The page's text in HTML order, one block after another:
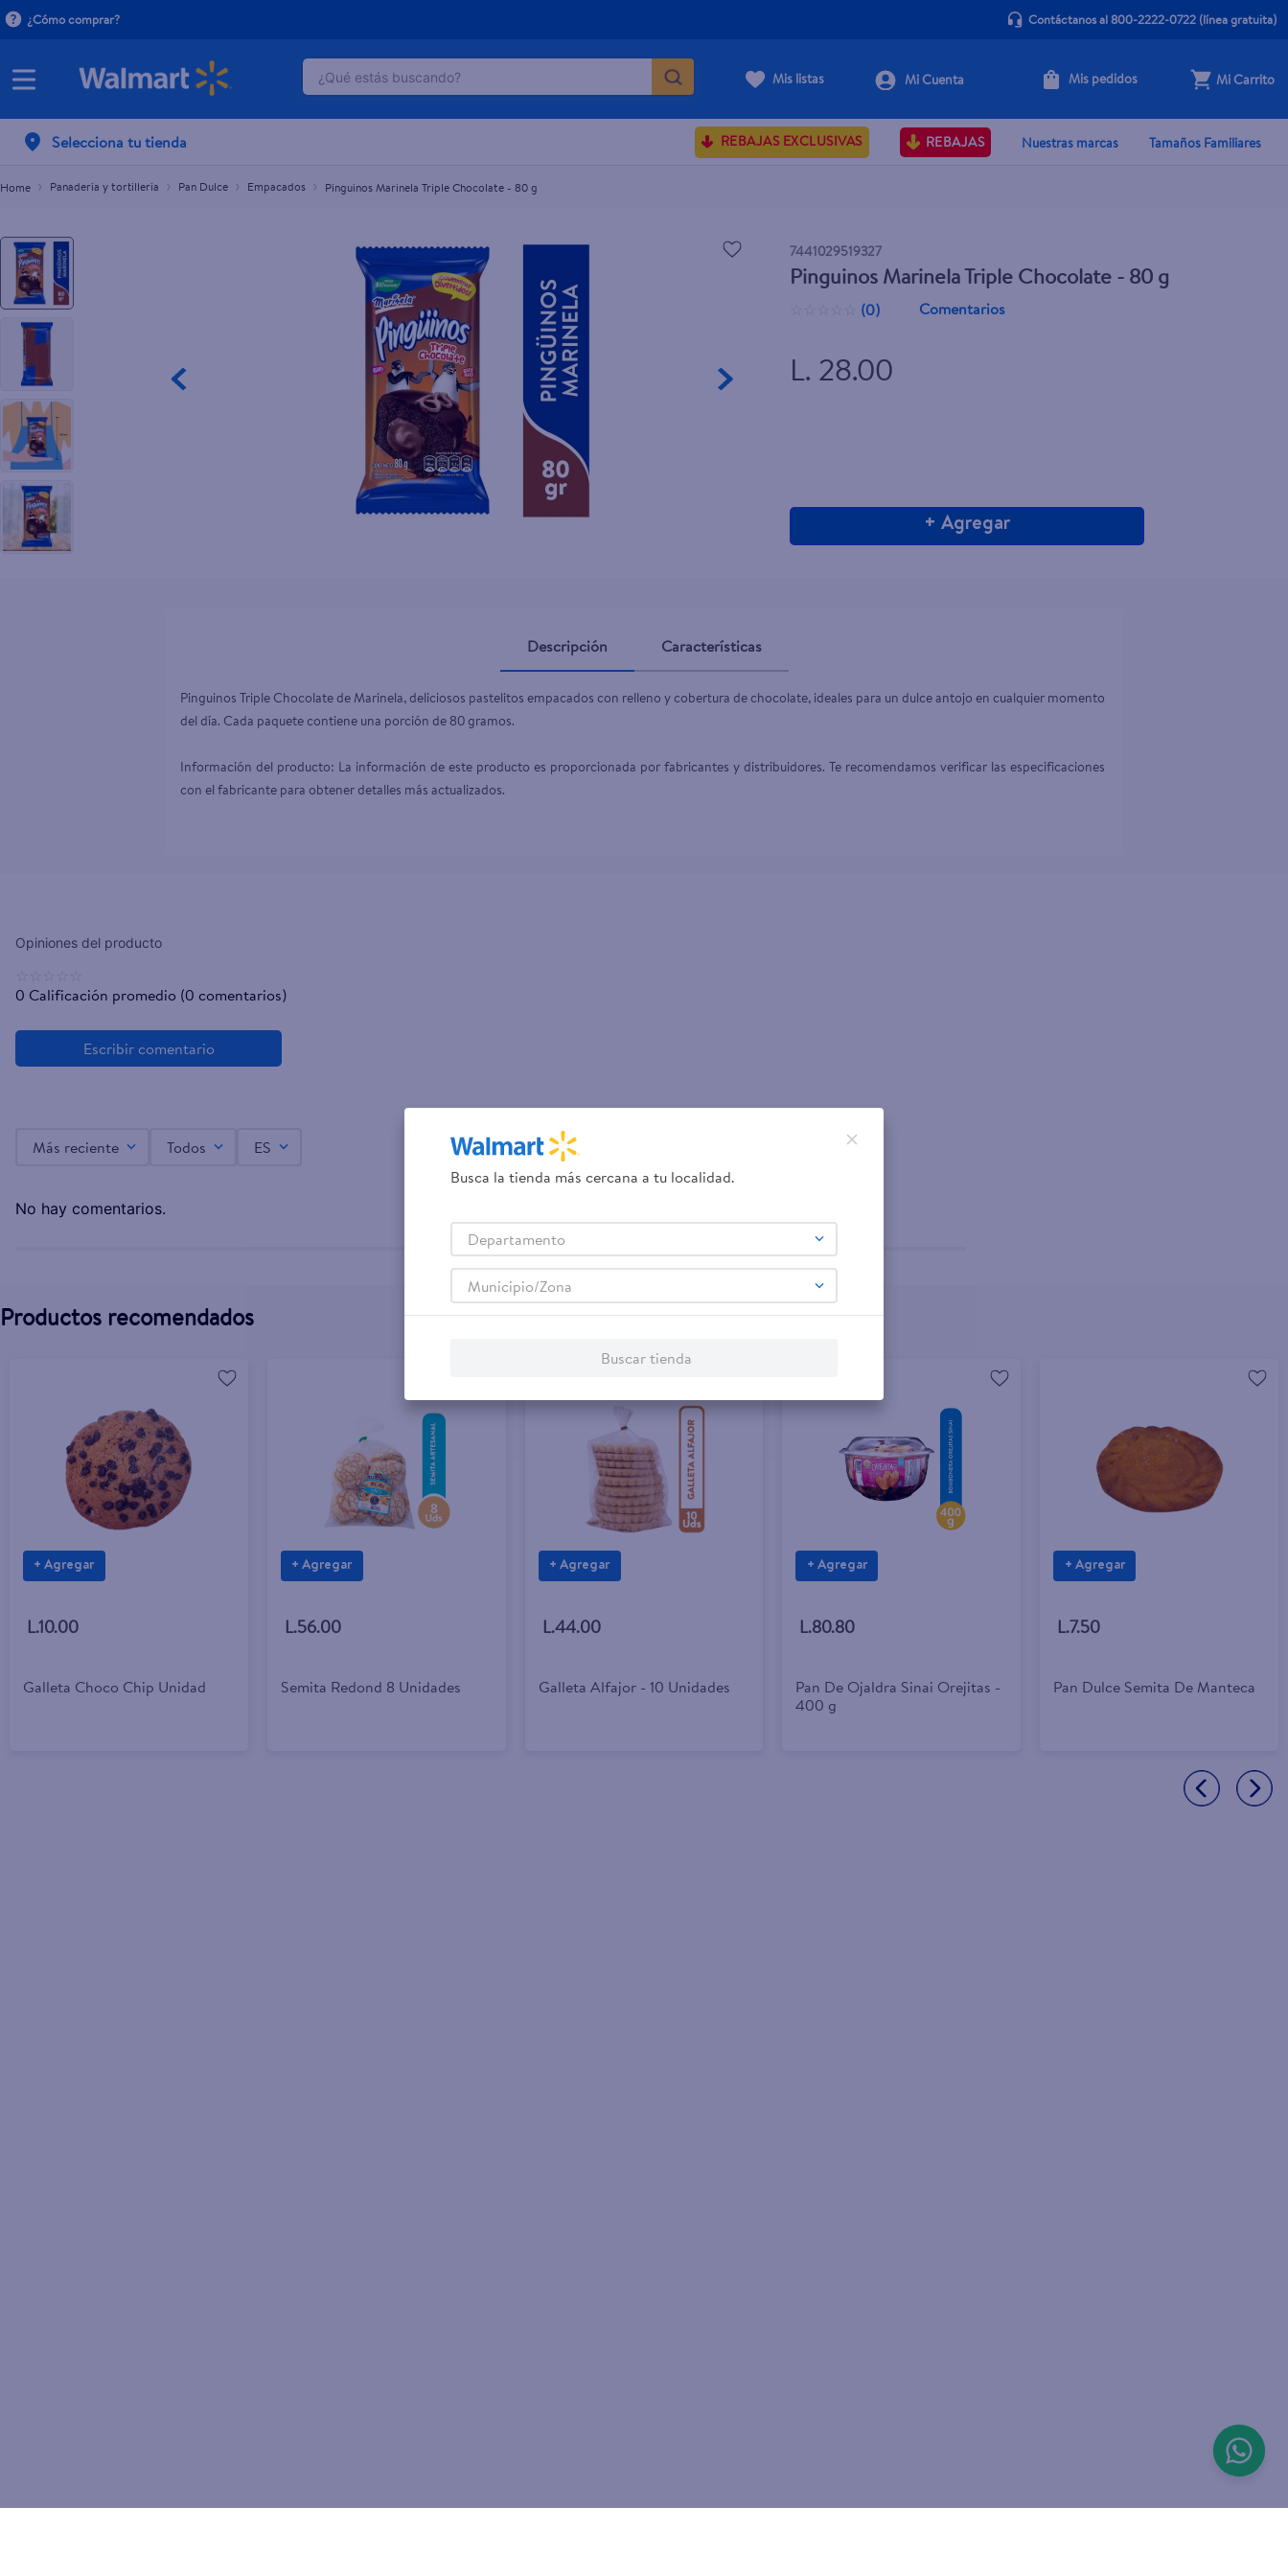
¿Cómo comprar? Contáctanos al 800-2222-0722(línea gratuita)
¿Qué estás buscando?
Mis listas Mis pedidos Mi Carrito
Selecciona tu tienda REBAJAS EXCLUSIVAS REBAJAS Nuestras marcas Tamaños Familiares
Panadería y tortillería Pan Dulce Empacados Pinguinos Marinela Triple Chocolate - 80 g
7441029519327
Pinguinos Marinela Triple Chocolate - 80 g
(0) Comentarios
L. 28.00
+ Agregar
Pinguinos Marinela Triple Chocolate - 80 g
L.28.00 + Agregar
Descripción Características
Pinguinos Triple Chocolate de Marinela, deliciosos pastelitos empacados con relleno y cobertura de chocolate, ideales para un dulce antojo en cualquier momento
del día. Cada paquete contiene una porción de 80 gramos.
Información del producto: La información de este producto es proporcionada por fabricantes y distribuidores. Te recomendamos verificar las especificaciones
con el fabricante para obtener detalles más actualizados.
0 Calificación promedio (0 comentarios)
Más reciente Todos ES
No hay comentarios.
Productos recomendados
+ Agregar
L.10.00
Galleta Choco Chip Unidad
+ Agregar
L.56.00
Semita Redond 8 Unidades
+ Agregar
L.44.00
Galleta Alfajor - 10 Unidades
+ Agregar
L.80.80
Pan De Ojaldra Sinai Orejitas -
400 g
+ Agregar
L.7.50
Pan Dulce Semita De Manteca
Busca la tienda más cercana a tu localidad.
Departamento
Municipio/Zona
Buscar tienda
TÉRMINOS MÁS BUSCADOS
2.
dove uv
.
ego
serums corporales dove
gillette venus
pañales
goodyear
dove
aceite